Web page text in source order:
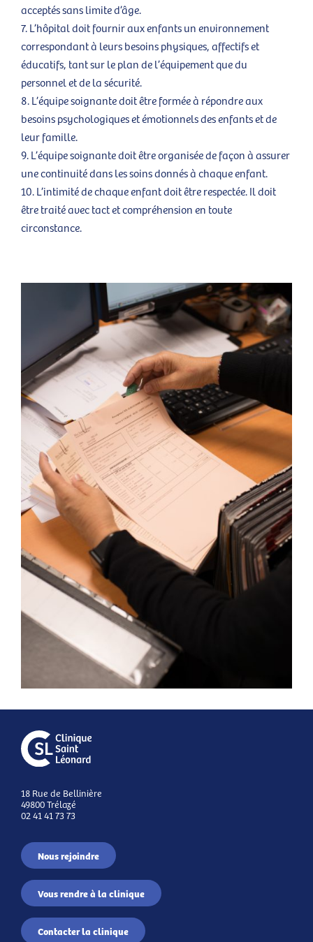
acceptés sans limite d’âge.
L’hôpital doit fournir aux enfants un environnement
correspondant à leurs besoins physiques, affectifs et
éducatifs, tant sur le plan de l’équipement que du
personnel et de la sécurité.
L’équipe soignante doit être formée à répondre aux
besoins psychologiques et émotionnels des enfants et de
leur famille.
L’équipe soignante doit être organisée de façon à assurer
une continuité dans les soins donnés à chaque enfant.
L’intimité de chaque enfant doit être respectée. Il doit
être traité avec tact et compréhension en toute
circonstance.
18 Rue de Bellinière
49800 Trélazé
02 41 41 73 73
Nous rejoindre
Vous rendre à la clinique
Contacter la clinique